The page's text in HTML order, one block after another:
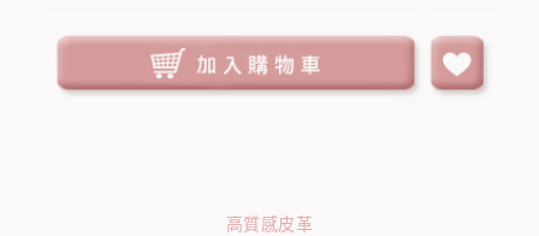
高質感皮革